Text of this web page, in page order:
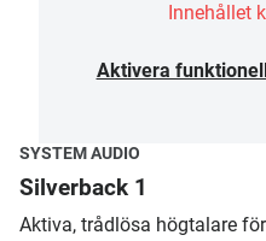
Innehållet
Aktivera
SYSTEM AUDIO
Silverback 1
​Aktiva, trådlösa högtalare